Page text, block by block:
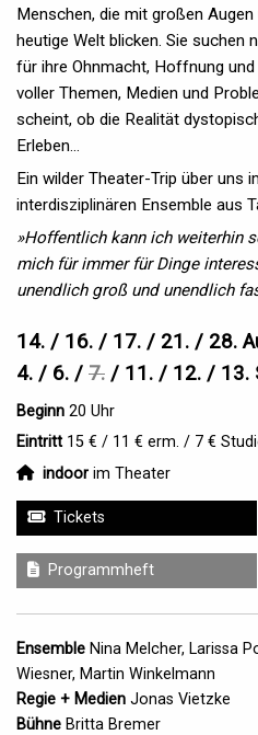
Menschen, die mit großen
heutige Welt blicken. Sie suchen
für ihre Ohnmacht, Hoffnung
voller Themen, Medien und
scheint, ob die Realität
Erleben…
Ein wilder Theater-Trip über uns
interdisziplinären Ensemble aus
»Hoffentlich kann ich weiterhin
mich für immer für Dinge
unendlich groß und unendlich
14. / 16. / 17. / 21. / 28.
4. / 6. / 7. / 11. / 12. / 13.
Beginn 20 Uhr
Eintritt 15 € / 11 € erm. / 7 €
indoor
indoor im Theater
Tickets
Programmheft
Ensemble Nina Melcher, Larissa
Wiesner, Martin Winkelmann
Regie + Medien Jonas Vietzke
Bühne Britta Bremer